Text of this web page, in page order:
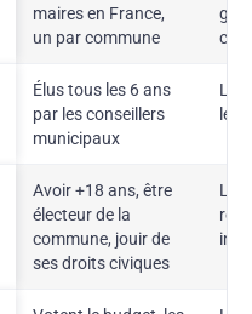
maires en France,
un par commune
Élus tous les 6 ans
par les conseillers
municipaux
La
Avoir +18 ans, être
électeur de la
commune, jouir de
ses droits civiques
La